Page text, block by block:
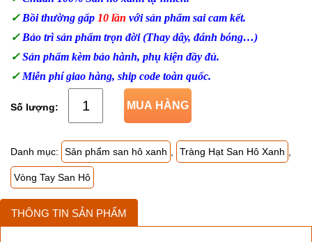
✓ Bồi thường gấp 10 lần với sản phẩm sai cam kết.
✓ Bảo trì sản phẩm trọn đời (Thay dây, đánh bóng…)
✓ Sản phẩm kèm bảo hành, phụ kiện đầy đủ.
✓ Miễn phí giao hàng, ship code toàn quốc.
MUA HÀNG
Danh mục: Sản phẩm san hô xanh Tràng Hạt San Hô Xanh
Vòng Tay San Hô
THÔNG TIN SẢN PHẨM